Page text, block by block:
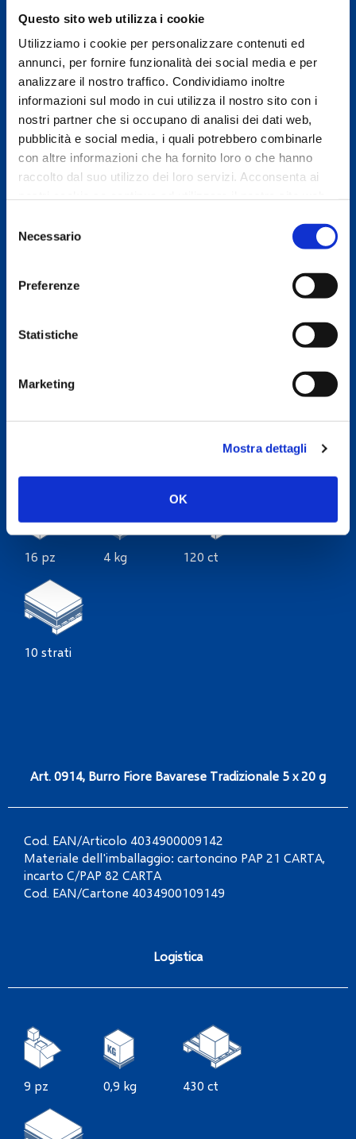
Questo sito web utilizza i cookie
Utilizziamo i cookie per personalizzare contenuti ed
annunci, per fornire funzionalità dei social media e per
analizzare il nostro traffico. Condividiamo inoltre
informazioni sul modo in cui utilizza il nostro sito con i
nostri partner che si occupano di analisi dei dati web,
pubblicità e social media, i quali potrebbero combinarle
con altre informazioni che ha fornito loro o che hanno
raccolto dal suo utilizzo dei loro servizi. Acconsenta ai
delNecessario
Preferenze
Statistiche
Marketing
Mostra dettagli
OK
0,6 g
di cui zuccheri
0,6 g
Proteine
0,7 g
Sale
< 0,01 g
Cod. EAN/Articolo 4034900001702
Materiale dell'imballaggio: incarto C/PAP 80 CARTA
Logistica
16 pz 4 kg 120 ct
10 strati
Art. 0914, Burro Fiore Bavarese Tradizionale 5 x 20 g
Cod. EAN/Articolo 4034900009142
Materiale dell'imballaggio: cartoncino PAP 21 CARTA,
incarto C/PAP 82 CARTA
Cod. EAN/Cartone 4034900109149
Logistica
9 pz 0,9 kg 430 ct